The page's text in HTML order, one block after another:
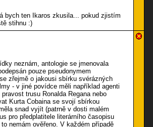
bych ten Ikaros zkusila... pokud zjistím
stihnu :)
neznám, antologie se jmenovala
pouze pseudonymem
zřejmě o jakousi sbírku svérázných
- v jiné povídce měli například agenti
trusu Ronalda Regana nebo
Kurta Cobaina se svojí sbírkou
snad vyjít (patrně v dosti malém
pro předplatitele literárního časopisu
nemám ověřeno. V každém případě